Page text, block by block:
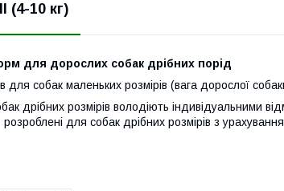
(4-10 кг)
для дорослих собак дрібних порід
для собак маленьких розмірів (вага дорослої
дрібних розмірів володіють індивідуальними
для собак дрібних розмірів з